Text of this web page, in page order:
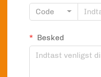
Code
Besked